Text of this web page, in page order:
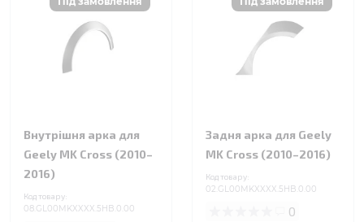
Внутрішня арка для
Geely MK Cross (2010–
2016)
Код товару:
08.GL00MKXXXX.5HB.0.00
Задня арка для Geely
MK Cross (2010–2016)
Код товару:
02.GL00MKXXXX.5HB.0.00
0